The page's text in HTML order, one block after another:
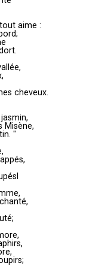
aime :
cheveux.
Misène,
"